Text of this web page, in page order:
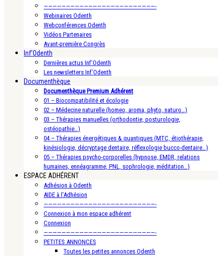
—————————————————————————-
Webinaires Odenth
Webconférences Odenth
Vidéos Partenaires
Avant-première Congrès
Inf’Odenth
Dernières actus Inf’Odenth
Les newsletters Inf’Odenth
Documenthèque
Documenthèque Premium Adhérent
01 – Biocompatibilité et écologie
02 – Médecine naturelle (homeo, aroma, phyto, naturo…)
03 – Thérapies manuelles (orthodontie, posturologie,
ostéopathie…)
04 – Thérapies énergétiques & quantiques (MTC, étiothérapie,
kinésiologie, décryptage dentaire, réflexologie bucco-dentaire…)
05 – Thérapies psycho-corporelles (hypnose, EMDR, relations
humaines, ennéagramme, PNL, sophrologie, méditation…)
ESPACE ADHÉRENT
Adhésion à Odenth
AIDE à l’Adhésion
—————————————————————————-
Connexion à mon espace adhérent
Connexion
—————————————————————————-
PETITES ANNONCES
Toutes les petites annonces Odenth